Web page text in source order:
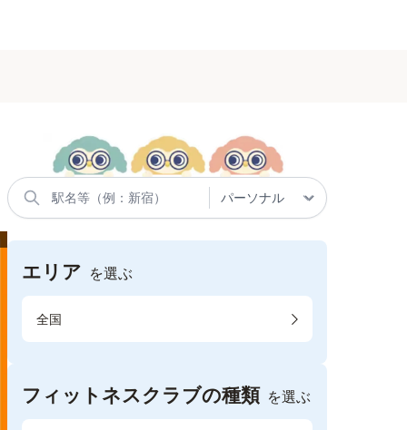
エリア を選ぶ
全国
フィットネスクラブの種類 を選ぶ